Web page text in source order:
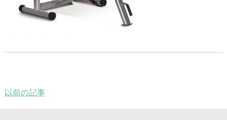
以前の記事